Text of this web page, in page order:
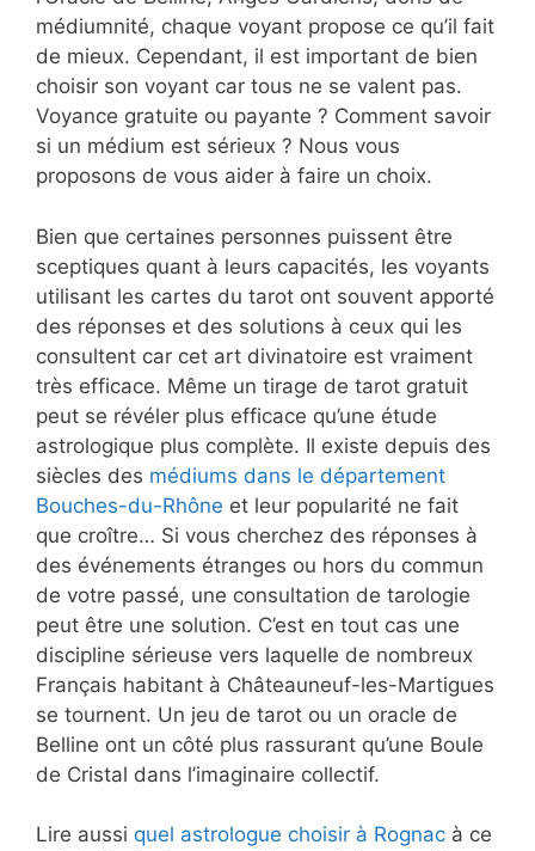
médiumnité, chaque voyant propose ce qu’il fait
de mieux. Cependant, il est important de bien
choisir son voyant car tous ne se valent pas.
Voyance gratuite ou payante ? Comment savoir
si un médium est sérieux ? Nous vous
proposons de vous aider à faire un choix.
Bien que certaines personnes puissent être
sceptiques quant à leurs capacités, les voyants
utilisant les cartes du tarot ont souvent apporté
des réponses et des solutions à ceux qui les
consultent car cet art divinatoire est vraiment
très efficace. Même un tirage de tarot gratuit
peut se révéler plus efficace qu’une étude
astrologique plus complète. Il existe depuis des
siècles des médiums dans le département
Bouches-du-Rhône et leur popularité ne fait
que croître… Si vous cherchez des réponses à
des événements étranges ou hors du commun
de votre passé, une consultation de tarologie
peut être une solution. C’est en tout cas une
discipline sérieuse vers laquelle de nombreux
Français habitant à Châteauneuf-les-Martigues
se tournent. Un jeu de tarot ou un oracle de
Belline ont un côté plus rassurant qu’une Boule
de Cristal dans l’imaginaire collectif.
Lire aussi quel astrologue choisir à Rognac à ce